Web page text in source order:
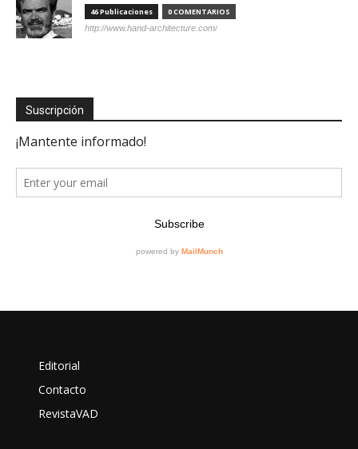
46 Publicaciones 0 COMENTARIOS
http://www.hand-architecture.com/
Suscripción
Editorial
Contacto
RevistaVAD